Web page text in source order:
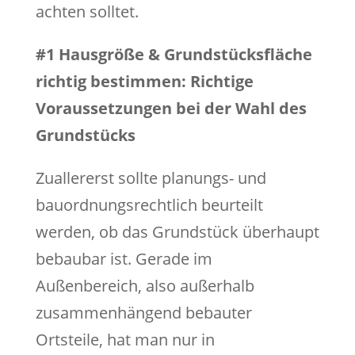
achten solltet.
#1 Hausgröße & Grundstücksfläche
richtig bestimmen: Richtige
Voraussetzungen bei der Wahl des
Grundstücks
Zuallererst sollte planungs- und
bauordnungsrechtlich beurteilt
werden, ob das Grundstück überhaupt
bebaubar ist. Gerade im
Außenbereich, also außerhalb
zusammenhängend bebauter
Ortsteile, hat man nur in